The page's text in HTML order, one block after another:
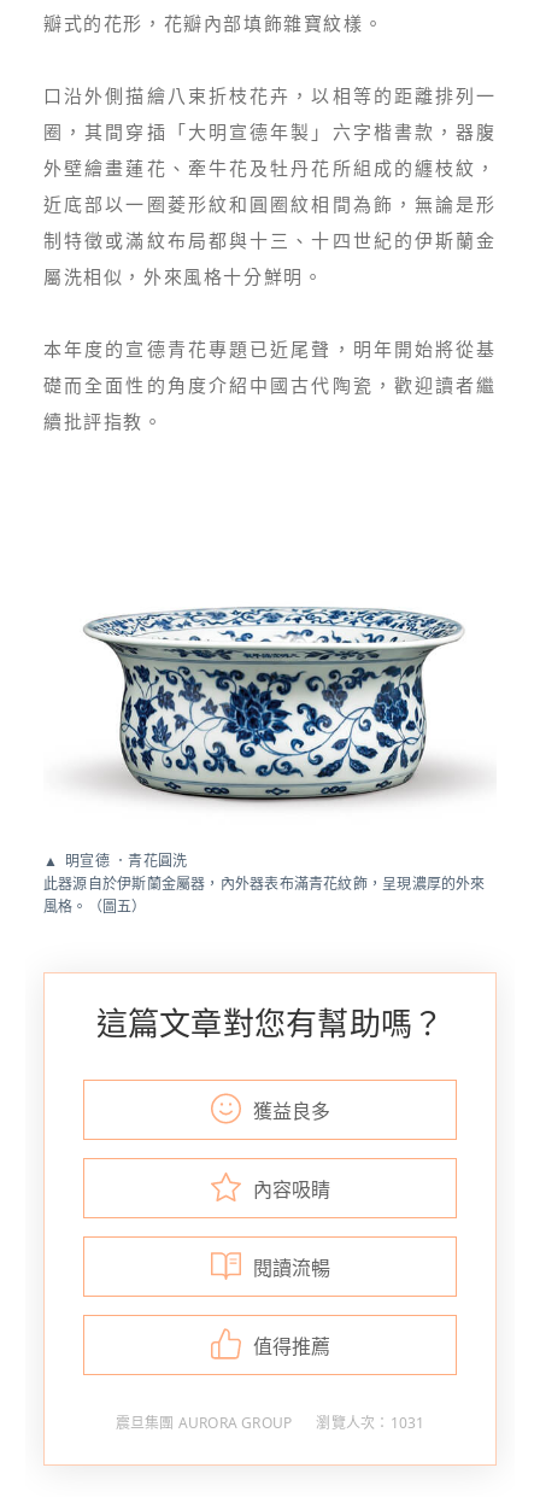
瓣式的花形，花瓣內部填飾雜寶紋樣。
口沿外側描繪八束折枝花卉，以相等的距離排列一
圈，其間穿插「大明宣德年製」六字楷書款，器腹
外壁繪畫蓮花、牽牛花及牡丹花所組成的纏枝紋，
近底部以一圈菱形紋和圓圈紋相間為飾，無論是形
制特徵或滿紋布局都與十三、十四世紀的伊斯蘭金
屬洗相似，外來風格十分鮮明。
本年度的宣德青花專題已近尾聲，明年開始將從基
礎而全面性的角度介紹中國古代陶瓷，歡迎讀者繼
續批評指教。
明宣德 ．青花圓洗
此器源自於伊斯蘭金屬器，內外器表布滿青花紋飾，呈現濃厚的外來
風格。（圖五）
這篇文章對您有幫助嗎？
獲益良多
內容吸睛
閱讀流暢
值得推薦
震旦集團 AURORA GROUP 瀏覽人次：1031